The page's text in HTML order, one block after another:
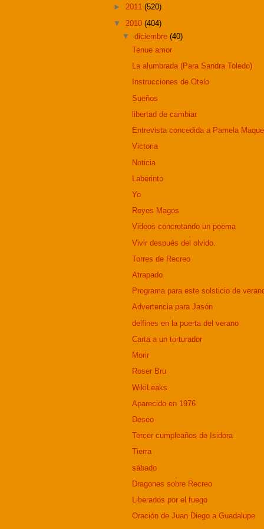
► 2011 (520)
▼ 2010 (404)
▼diciembre(40)
Tenue amor
La alumbrada (Para Sandra Toledo)
Instrucciones de Otelo
Sueños
libertad de cambiar
Entrevista concedida a Pamela
Victoria
Noticia
Laberinto
Yo
Reyes Magos
Videos concretando un poema
Vivir después del olvido.
Torres de Recreo
Atrapado
Programa para este solsticio de
Advertencia para Jasón
delfines en la puerta del verano
Carta a un torturador
Morir
Roser Bru
WikiLeaks
Aparecido en 1976
Deseo
Tercer cumpleaños de Isidora
Tierra
sábado
Dragones sobre Recreo
Liberados por el fuego
Oración de Juan Diego a Guadalupe